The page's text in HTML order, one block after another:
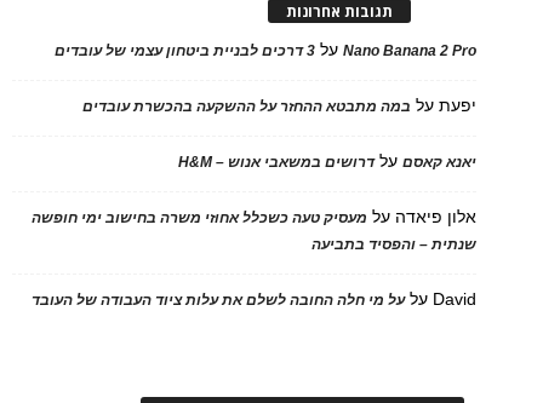
תגובות אחרונות
Nano Banana 2 Proעל 3 דרכים לבניית ביטחון עצמי של עובדים
יפעתעל במה מתבטא ההחזר על ההשקעה בהכשרת עובדים
יאנא קאסםעלדרושים במשאבי אנוש – H&M
אלון פיאדה על מעסיק טעה כשכלל אחוזי משרה בחישוב ימי חופשה
שנתית – והפסיד בתביעה
David עלעל מי חלה החובה לשלם את עלות ציוד העבודה של העובד